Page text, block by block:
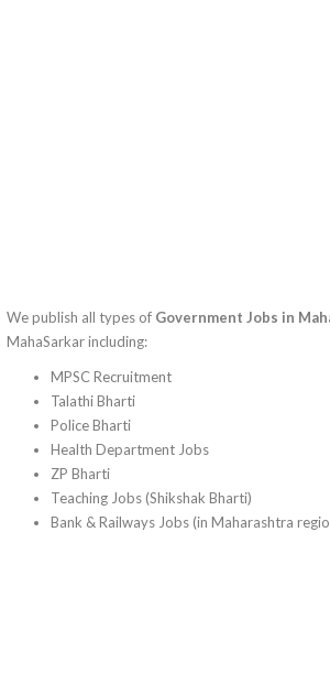
We publish all types of Government Jobs in
MahaSarkar including:
MPSC Recruitment
Talathi Bharti
Police Bharti
Health Department Jobs
ZP Bharti
Teaching Jobs (Shikshak Bharti)
Bank & Railways Jobs (in Maharashtra